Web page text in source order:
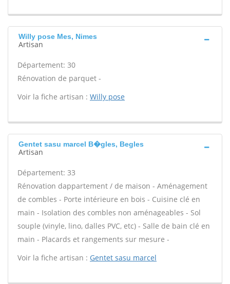
Willy pose Mes, Nimes
Artisan
Département: 30
Rénovation de parquet -
Voir la fiche artisan : Willy pose
Gentet sasu marcel B�gles, Begles
Artisan
Département: 33
Rénovation dappartement / de maison - Aménagement
de combles - Porte intérieure en bois - Cuisine clé en
main - Isolation des combles non aménageables - Sol
souple (vinyle, lino, dalles PVC, etc) - Salle de bain clé en
main - Placards et rangements sur mesure -
Voir la fiche artisan : Gentet sasu marcel